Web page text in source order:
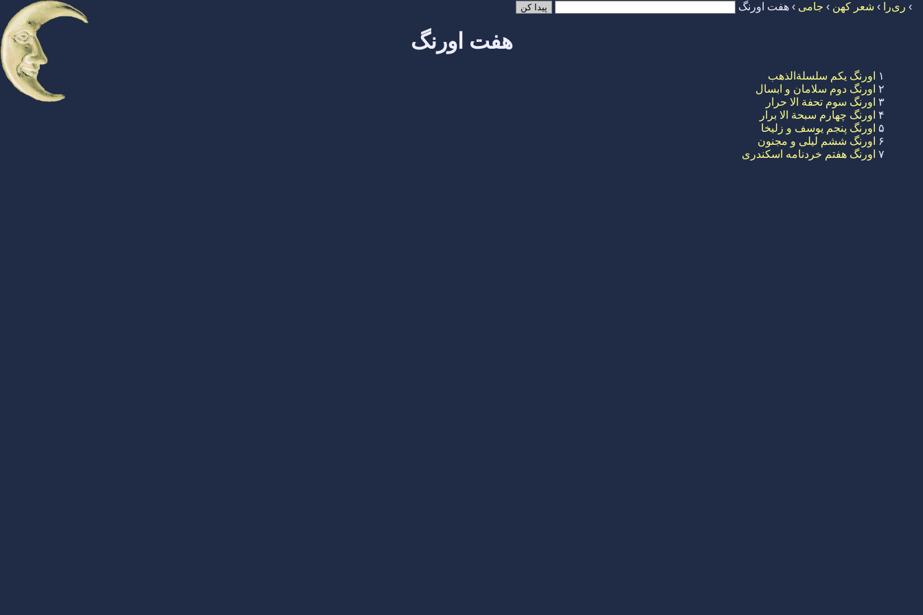
› ری‌را › شعر کهن › جامی › هفت اورنگ
هفت اورنگ
۱
اورنگ یکم سلسلةالذهب
۲ اورنگ دوم سلامان و ابسال
۳ اورنگ سوم تحفة الا حرار
۴ اورنگ چهارم سبحة الا برار
۵ اورنگ پنجم یوسف و زلیخا
۶
اورنگ ششم لیلی و مجنون
۷ اورنگ هفتم خردنامه اسکندری